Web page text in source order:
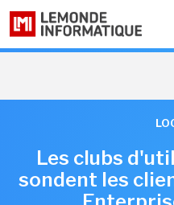
Les clubs
sondent les